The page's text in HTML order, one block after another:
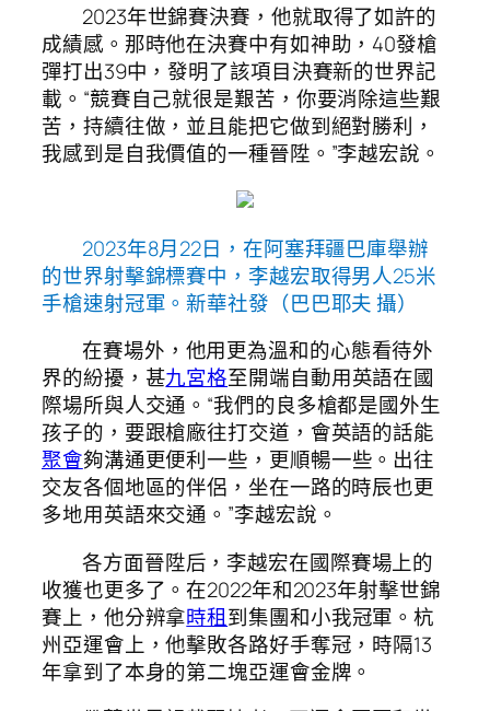
2023年世錦賽決賽，他就取得了如許的
成績感。那時他在決賽中有如神助，40發槍
彈打出39中，發明了該項目決賽新的世界記
載。“競賽自己就很是艱苦，你要消除這些艱
苦，持續往做，並且能把它做到絕對勝利，
我感到是自我價值的一種晉陞。”李越宏說。
2023年8月22日，在阿塞拜疆巴庫舉辦
的世界射擊錦標賽中，李越宏取得男人25米
手槍速射冠軍。新華社發（巴巴耶夫 攝）
在賽場外，他用更為溫和的心態看待外
界的紛擾，甚九宮格至開端自動用英語在國
際場所與人交通。“我們的良多槍都是國外生
孩子的，要跟槍廠往打交道，會英語的話能
聚會夠溝通更便利一些，更順暢一些。出往
交友各個地區的伴侶，坐在一路的時辰也更
多地用英語來交通。”李越宏說。
各方面晉陞后，李越宏在國際賽場上的
收獲也更多了。在2022年和2023年射擊世錦
賽上，他分辨拿時租到集團和小我冠軍。杭
州亞運會上，他擊敗各路好手奪冠，時隔13
年拿到了本身的第二塊亞運會金牌。